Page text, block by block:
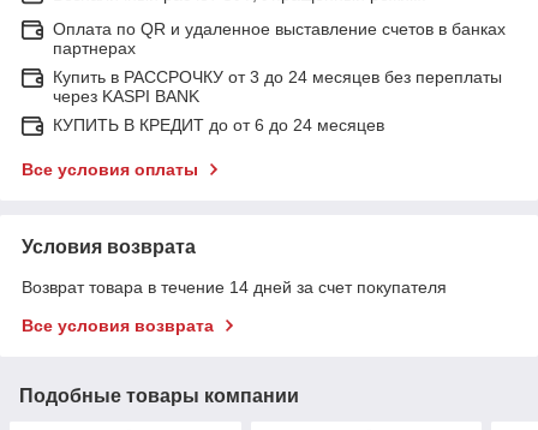
Оплата по QR и удаленное выставление счетов в банках
партнерах
Купить в РАССРОЧКУ от 3 до 24 месяцев без переплаты
через KASPI BANK
КУПИТЬ В КРЕДИТ до от 6 до 24 месяцев
Все условия оплаты
Условия возврата
Возврат товара в течение 14 дней за счет покупателя
Все условия возврата
Подобные товары компании